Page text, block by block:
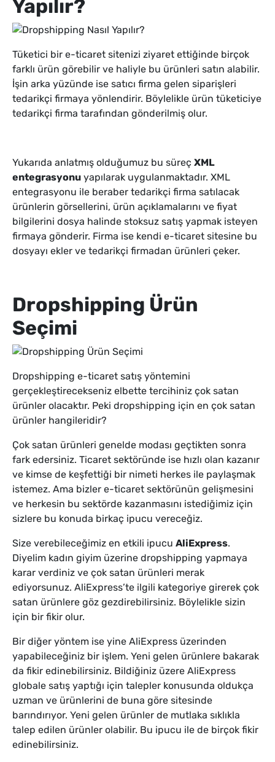
Yapılır?
Tüketici bir e-ticaret sitenizi ziyaret ettiğinde birçok
farklı ürün görebilir ve haliyle bu ürünleri satın alabilir.
İşin arka yüzünde ise satıcı firma gelen siparişleri
tedarikçi firmaya yönlendirir. Böylelikle ürün tüketiciye
tedarikçi firma tarafından gönderilmiş olur.
Yukarıda anlatmış olduğumuz bu süreç XML
entegrasyonu yapılarak uygulanmaktadır. XML
entegrasyonu ile beraber tedarikçi firma satılacak
ürünlerin görsellerini, ürün açıklamalarını ve fiyat
bilgilerini dosya halinde stoksuz satış yapmak isteyen
firmaya gönderir. Firma ise kendi e-ticaret sitesine bu
dosyayı ekler ve tedarikçi firmadan ürünleri çeker.
Dropshipping Ürün
Seçimi
Dropshipping e-ticaret satış yöntemini
gerçekleştirecekseniz elbette tercihiniz çok satan
ürünler olacaktır. Peki dropshipping için en çok satan
ürünler hangileridir?
Çok satan ürünleri genelde modası geçtikten sonra
fark edersiniz. Ticaret sektöründe ise hızlı olan kazanır
ve kimse de keşfettiği bir nimeti herkes ile paylaşmak
istemez. Ama bizler e-ticaret sektörünün gelişmesini
ve herkesin bu sektörde kazanmasını istediğimiz için
sizlere bu konuda birkaç ipucu vereceğiz.
Size verebileceğimiz en etkili ipucu AliExpress.
Diyelim kadın giyim üzerine dropshipping yapmaya
karar verdiniz ve çok satan ürünleri merak
ediyorsunuz. AliExpress’te ilgili kategoriye girerek çok
satan ürünlere göz gezdirebilirsiniz. Böylelikle sizin
için bir fikir olur.
Bir diğer yöntem ise yine AliExpress üzerinden
yapabileceğiniz bir işlem. Yeni gelen ürünlere bakarak
da fikir edinebilirsiniz. Bildiğiniz üzere AliExpress
globale satış yaptığı için talepler konusunda oldukça
uzman ve ürünlerini de buna göre sitesinde
barındırıyor. Yeni gelen ürünler de mutlaka sıklıkla
talep edilen ürünler olabilir. Bu ipucu ile de birçok fikir
edinebilirsiniz.